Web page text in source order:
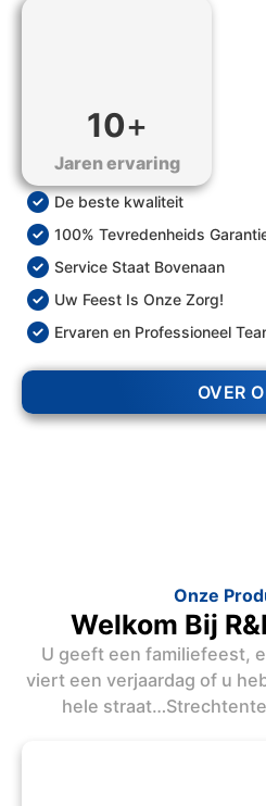
10+
Jaren ervaring
De beste kwaliteit
100% Tevredenheids
Service Staat Bovenaan
Uw Feest Is Onze Zorg!
Ervaren en Professioneel
OVER
Onze
Welkom Bij
U geeft een familiefeest,
viert een verjaardag of u
hele